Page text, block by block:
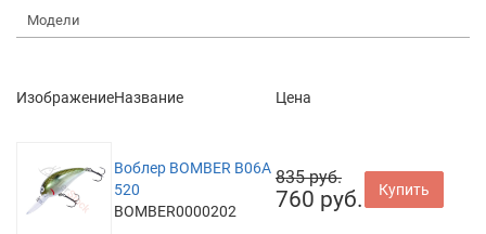
Модели
ИзображениеНазвание Цена
Воблер BOMBER B06A
520
BOMBER0000202
835 руб.
760 руб. Купить